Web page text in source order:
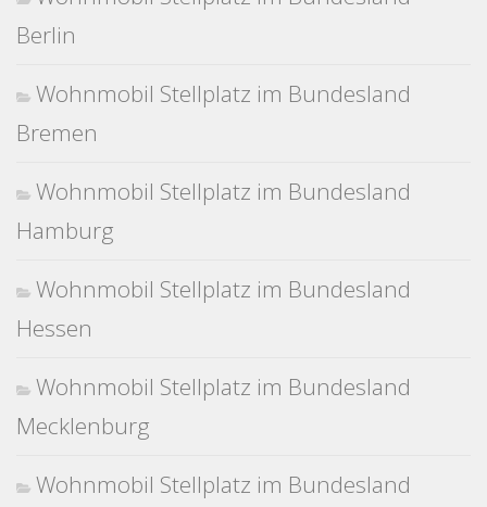
Berlin
Wohnmobil Stellplatz im Bundesland
Bremen
Wohnmobil Stellplatz im Bundesland
Hamburg
Wohnmobil Stellplatz im Bundesland
Hessen
Wohnmobil Stellplatz im Bundesland
Mecklenburg
Wohnmobil Stellplatz im Bundesland